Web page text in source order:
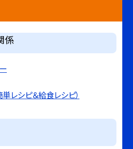
係
レシピ＆給食レシピ）